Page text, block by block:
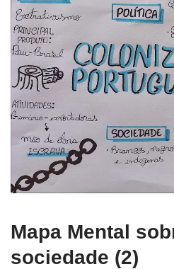
Mapa Mental
sociedade (2)